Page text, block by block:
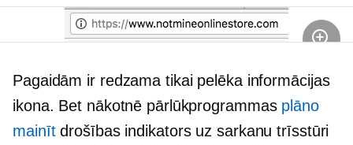
Pagaidām ir redzama tikai pelēka informācijas
ikona. Bet nākotnē pārlūkprogrammas plāno
mainītdrošības indikators uz sarkanu trīsstūri